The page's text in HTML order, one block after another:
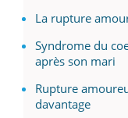
La rupture
Syndrome du
après son mari
Rupture
davantage